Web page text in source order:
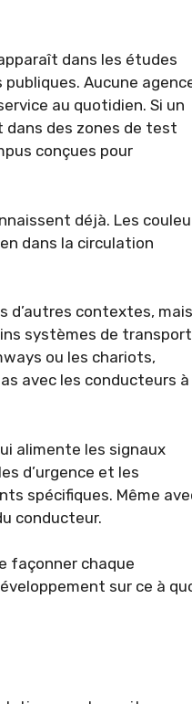
dans les études
Aucune
au quotidien. Si un
des zones de test
conçues pour
déjà. Les
dans la circulation
d’autres contextes, mais
systèmes de
ou les chariots,
avec les conducteurs à
alimente les signaux
d’urgence et les
spécifiques. Même
conducteur.
façonner chaque
sur ce à